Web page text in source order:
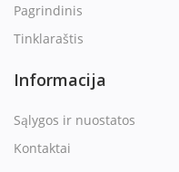
Pagrindinis
Tinklaraštis
Informacija
Sąlygos ir nuostatos
Kontaktai